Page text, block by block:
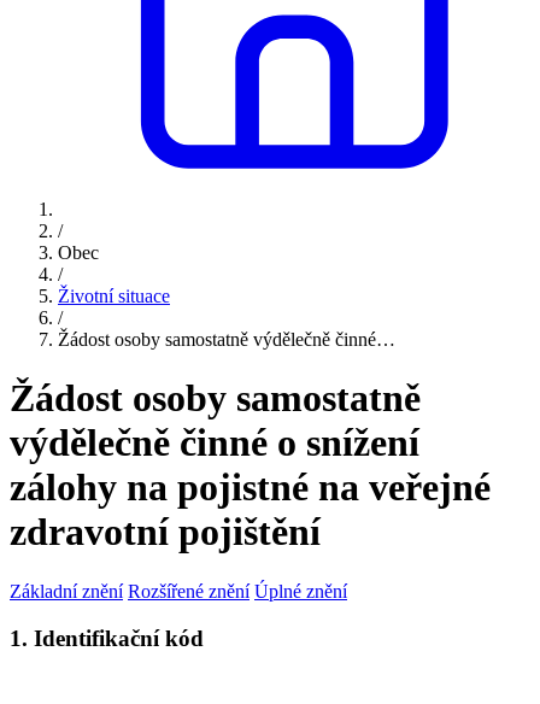
/
Obec
/
Životní situace
/
Žádost osoby samostatně výdělečně činné…
Žádost osoby samostatně
výdělečně činné o snížení
zálohy na pojistné na veřejné
zdravotní pojištění
Základní znění Rozšířené znění Úplné znění
1. Identifikační kód